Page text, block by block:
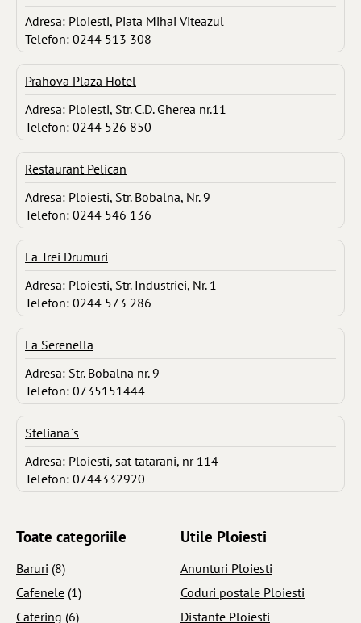
Adresa: Ploiesti, Piata Mihai Viteazul
Telefon: 0244 513 308
Prahova Plaza Hotel
Adresa: Ploiesti, Str. C.D. Gherea nr.11
Telefon: 0244 526 850
Restaurant Pelican
Adresa: Ploiesti, Str. Bobalna, Nr. 9
Telefon: 0244 546 136
La Trei Drumuri
Adresa: Ploiesti, Str. Industriei, Nr. 1
Telefon: 0244 573 286
La Serenella
Adresa: Str. Bobalna nr. 9
Telefon: 0735151444
Steliana`s
Adresa: Ploiesti, sat tatarani, nr 114
Telefon: 0744332920
Toate categoriile
Baruri (8)
Cafenele (1)
Catering (6)
Utile Ploiesti
Anunturi Ploiesti
Coduri postale Ploiesti
Distante Ploiesti